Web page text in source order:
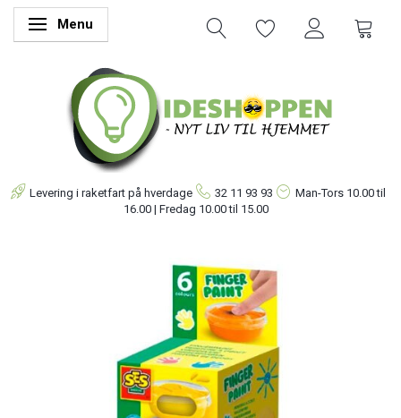
Skifte navigation
Menu
Levering i raketfart på hverdage 32 11 93 93 Man-Tors 10.00 til
16.00 | Fredag 10.00 til 15.00